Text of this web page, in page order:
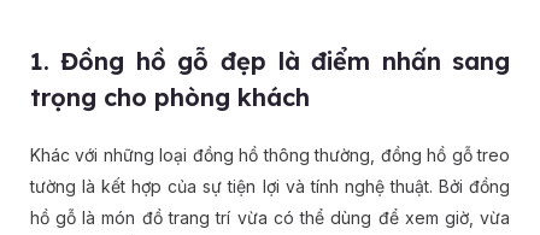
1. Đồng hồ gỗ đẹp là điểm nhấn sang
trọng cho phòng khách
Khác với những loại đồng hồ thông thường, đồng hồ gỗ treo
tường là kết hợp của sự tiện lợi và tính nghệ thuật. Bởi đồng
hồ gỗ là món đồ trang trí vừa có thể dùng để xem giờ, vừa